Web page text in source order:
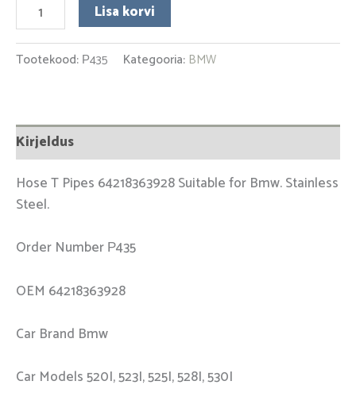
Lisa korvi
Tootekood: Р435 Kategooria: BMW
Kirjeldus
Hose T Pipes 64218363928 Suitable for Bmw. Stainless
Steel.
Order Number Р435
OEM 64218363928
Car Brand Bmw
Car Models 520I, 523I, 525I, 528I, 530I